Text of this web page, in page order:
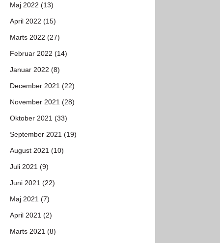
Maj 2022 (13)
April 2022 (15)
Marts 2022 (27)
Februar 2022 (14)
Januar 2022 (8)
December 2021 (22)
November 2021 (28)
Oktober 2021 (33)
September 2021 (19)
August 2021 (10)
Juli 2021 (9)
Juni 2021 (22)
Maj 2021 (7)
April 2021 (2)
Marts 2021 (8)